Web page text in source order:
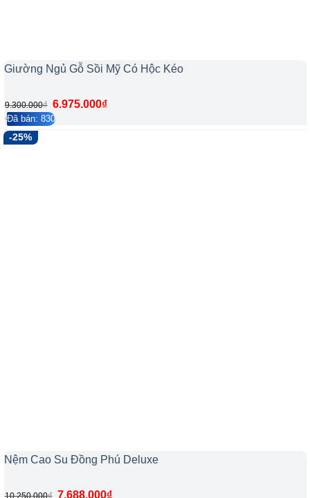
Giường Ngủ Gỗ Sồi Mỹ Có Hộc Kéo
9.300.000₫ 6.975.000₫
4.2/5 79
Đã bán: 830
-25%
Nệm Cao Su Đồng Phú Deluxe
10.250.000₫ 7.688.000₫